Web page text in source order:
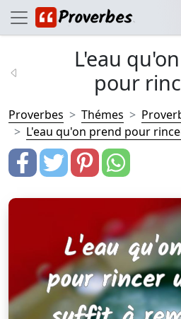
L'eau
pour
Proverbes Thémes
L'eau qu'on prend pour